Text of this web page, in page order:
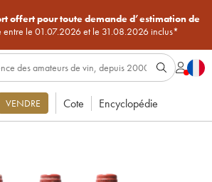
offert pour toute demande d’estimation de
entre le 01.07.2026 et le 31.08.2026 inclus*
VENDRE Cote Encyclopédie